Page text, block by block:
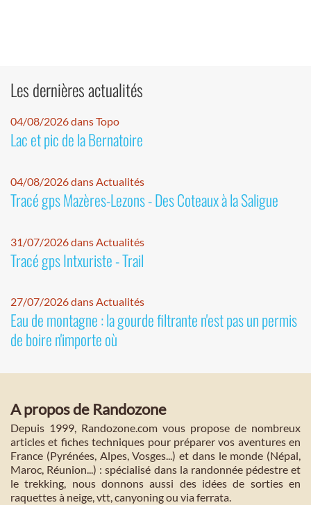
Les dernières actualités
04/08/2026 dans Topo
Lac et pic de la Bernatoire
04/08/2026 dans Actualités
Tracé gps Mazères-Lezons - Des Coteaux à la Saligue
31/07/2026 dans Actualités
Tracé gps Intxuriste - Trail
27/07/2026 dans Actualités
Eau de montagne : la gourde filtrante n'est pas un permis
de boire n'importe où
A propos de Randozone
Depuis 1999, Randozone.com vous propose de nombreux
articles et fiches techniques pour préparer vos aventures en
France (Pyrénées, Alpes, Vosges...) et dans le monde (Népal,
Maroc, Réunion...) : spécialisé dans la randonnée pédestre et
le trekking, nous donnons aussi des idées de sorties en
raquettes à neige, vtt, canyoning ou via ferrata.